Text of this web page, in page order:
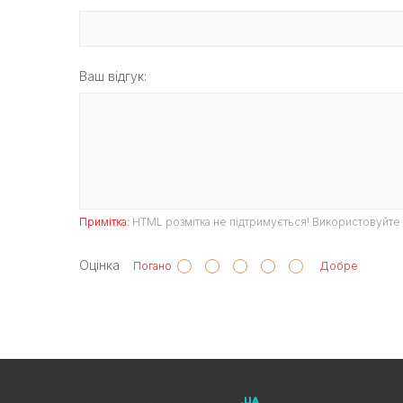
Ваш відгук:
Примітка: HTML розмітка не підтримується! Використовуйте
Оцінка Погано Добре